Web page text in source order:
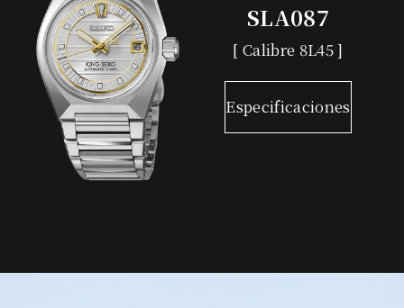
SLA087
[ Calibre 8L45 ]
Especificaciones